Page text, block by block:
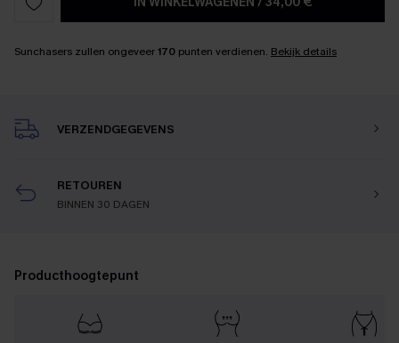
Sunchasers zullen ongeveer170 punten verdienen. Bekijk details
VERZENDGEGEVENS
RETOUREN
BINNEN 30 DAGEN
Producthoogtepunt